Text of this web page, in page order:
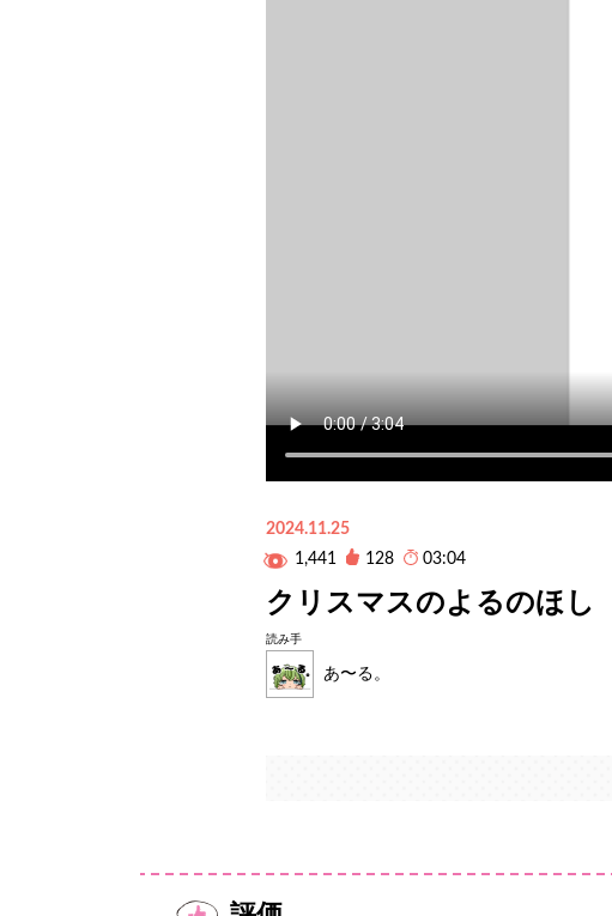
2024.11.25
1,441
128 03:04
クリスマスのよるのほし
読み手
あ〜る。